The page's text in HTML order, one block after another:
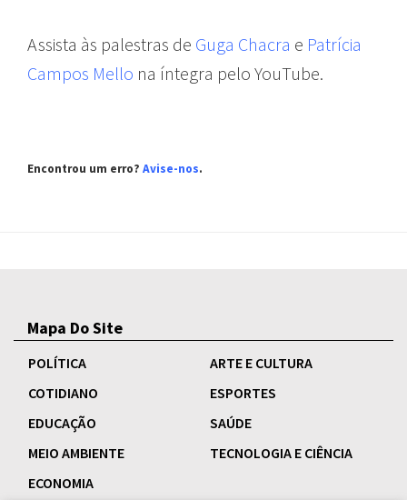
Assista às palestras de Guga Chacra e Patrícia
Campos Mello na íntegra pelo YouTube.
Encontrou um erro? Avise-nos.
Mapa Do Site
POLÍTICA
ARTE E CULTURA
COTIDIANO
ESPORTES
EDUCAÇÃO
SAÚDE
MEIO AMBIENTE
TECNOLOGIA E CIÊNCIA
ECONOMIA